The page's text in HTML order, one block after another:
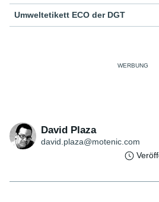
Umweltetikett ECO der DGT
David Plaza
david.plaza@motenic.com